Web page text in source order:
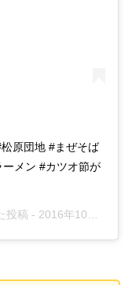
原団地 #まぜそば
メン #カツオ節が
投稿 - 2016年10月月1日午前3時43分PDT